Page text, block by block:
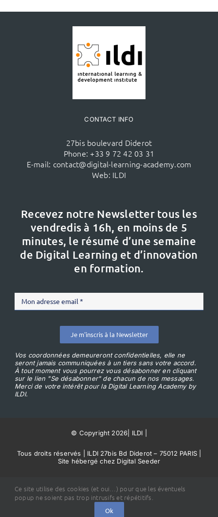
CONTACT INFO
27bis boulevard Diderot
Phone: +33 9 72 42 03 31
E-mail: contact@digital-learning-academy.com
Web: ILDI
Recevez notre Newsletter tous les
vendredis à 16h, en moins de 5
minutes, le résumé d’une semaine
de Digital Learning et d’innovation
en formation.
Je m'inscris à la Newsletter
Vos coordonnées demeureront confidentielles, elle ne
seront jamais communiquées à un tiers sans votre accord.
À tout moment vous pourrez vous désabonner en cliquant
sur le lien "Se désabonner" de chacun de nos messages.
Merci de votre intérêt pour la Digital Learning Academy by
ILDI.
© Copyright 2026 ILDI
Tous droits réservés | ILDI 27bis Bd Diderot – 75012 PARIS |
Site hébergé chez Digital Seeder
Ce site utilise des cookies (et oui…) pour que les éventuels
popup ne soient pas trop intrusifs et répétitifs.
Ok